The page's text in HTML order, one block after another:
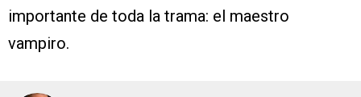
importante de toda la trama: el maestro
vampiro.